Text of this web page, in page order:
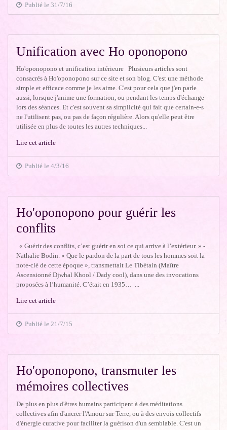
Publié le 31/7/16
Unification avec Ho oponopono
Ho'oponopono et unification intérieure Plusieurs articles sont
consacrés à Ho'oponopono sur ce site et son blog. C'est une méthode
simple et efficace comme je les aime. C'est pour cela que j'en parle
aussi, lorsque j'anime une formation, ou pendant les temps d'échange
lors des séances. Et c'est souvent sa simplicité qui fait que certain-e-s
ne l'utilisent pas, ou pas de façon régulière. Alors qu'elle peut être
utilisée en plus de toutes les autres techniques...
Lire cet article
Publié le 4/3/16
Ho'oponopono pour guérir les
conflits
« Guérir des conflits, c’est guérir en soi ce qui arrive à l’extérieur. » -
Nathalie Bodin. « Que le pardon de la part de tous les hommes soit la
note-clé de cette époque », transmettait Le Tibétain (Maître
Ascensionné Djwhal Khool / Dady cool), dans une des invocations
proposées à l’humanité. C’était en 1935… ...
Lire cet article
Publié le 21/7/15
Ho'oponopono, transmuter les
mémoires collectives
De plus en plus d'êtres humains participent à des méditations
collectives afin d'ancrer l'Amour sur Terre, ou à des envois collectifs
d'énergie curative pour faciliter la guérison d'un semblable. C'est un